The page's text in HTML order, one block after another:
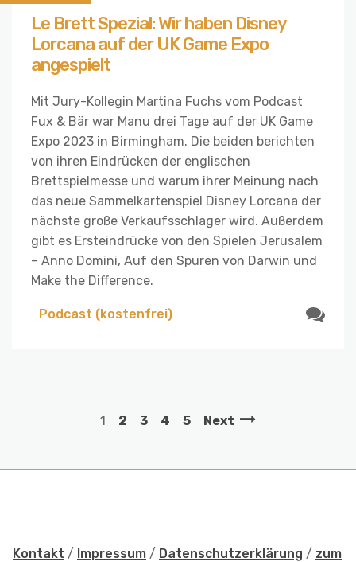
Le Brett Spezial: Wir haben Disney
Lorcana auf der UK Game Expo
angespielt
Mit Jury-Kollegin Martina Fuchs vom Podcast
Fux & Bär war Manu drei Tage auf der UK Game
Expo 2023 in Birmingham. Die beiden berichten
von ihren Eindrücken der englischen
Brettspielmesse und warum ihrer Meinung nach
das neue Sammelkartenspiel Disney Lorcana der
nächste große Verkaufsschlager wird. Außerdem
gibt es Ersteindrücke von den Spielen Jerusalem
– Anno Domini, Auf den Spuren von Darwin und
Make the Difference.
Podcast (kostenfrei)
1 2 3 4 5 Next
Kontakt / Impressum / Datenschutzerklärung / zum